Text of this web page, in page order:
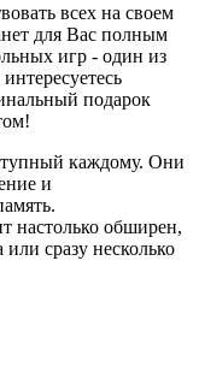
всех на своем
для Вас полным
игр - один из
подарок
каждому. Они
и
настолько обширен,
сразу несколько